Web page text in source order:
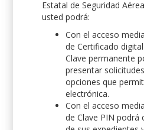
Estatal de Seguridad
usted podrá:
Con el acceso
de Certificado
Clave permanente
presentar
opciones que
electrónica.
Con el acceso
de Clave PIN podrá